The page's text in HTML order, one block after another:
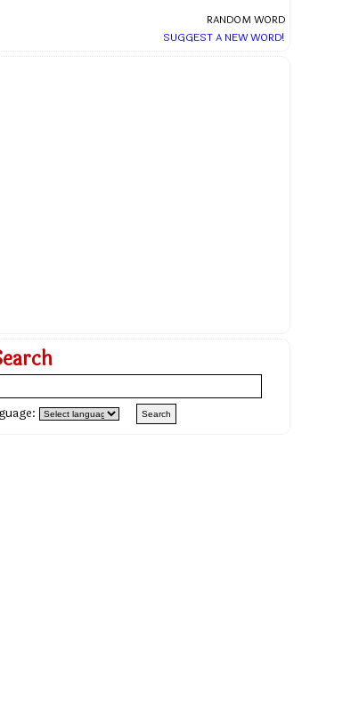
RANDOM WORD
SUGGEST A NEW WORD!